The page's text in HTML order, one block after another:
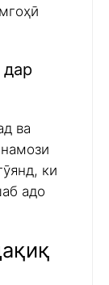
ва
ки
адо